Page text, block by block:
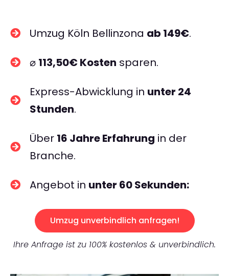
Umzug Köln Bellinzona ab 149€.
⌀ 113,50€ Kosten sparen.
Express-Abwicklung in unter 24
Stunden.
Über 16 Jahre Erfahrung in der
Branche.
Angebot in unter 60 Sekunden:
Umzug unverbindlich anfragen!
Ihre Anfrage ist zu 100% kostenlos & unverbindlich.